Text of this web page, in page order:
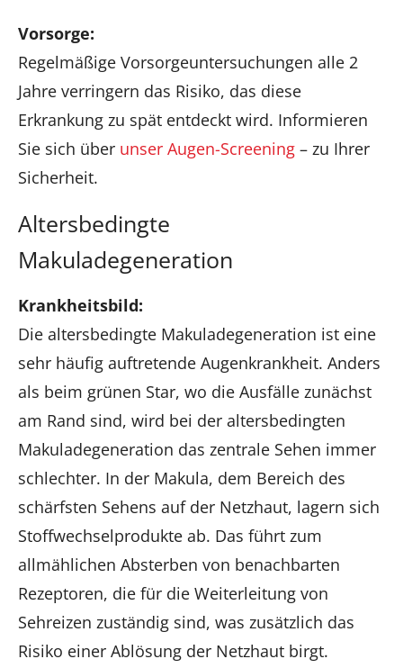
Vorsorge:
Regelmäßige Vorsorgeuntersuchungen alle 2
Jahre verringern das Risiko, das diese
Erkrankung zu spät entdeckt wird. Informieren
Sie sich über unser Augen-Screening – zu Ihrer
Sicherheit.
Altersbedingte
Makuladegeneration
Krankheitsbild:
Die altersbedingte Makuladegeneration ist eine
sehr häufig auftretende Augenkrankheit. Anders
als beim grünen Star, wo die Ausfälle zunächst
am Rand sind, wird bei der altersbedingten
Makuladegeneration das zentrale Sehen immer
schlechter. In der Makula, dem Bereich des
schärfsten Sehens auf der Netzhaut, lagern sich
Stoffwechselprodukte ab. Das führt zum
allmählichen Absterben von benachbarten
Rezeptoren, die für die Weiterleitung von
Sehreizen zuständig sind, was zusätzlich das
Risiko einer Ablösung der Netzhaut birgt.